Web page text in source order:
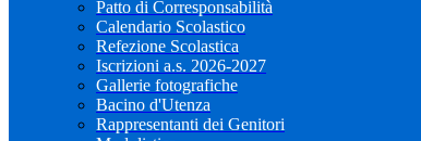
Patto di Corresponsabilità
Calendario Scolastico
Refezione Scolastica
Iscrizioni a.s. 2026-2027
Gallerie fotografiche
Bacino d'Utenza
Rappresentanti dei Genitori